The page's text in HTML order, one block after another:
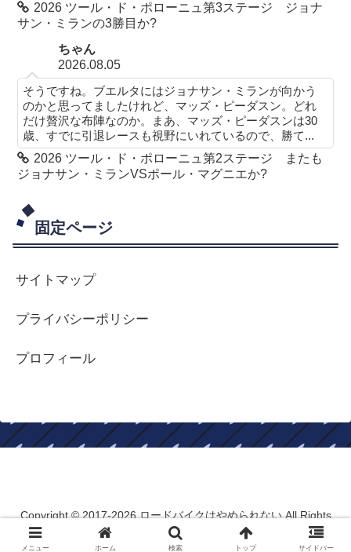
2026 ツール・ド・ポローニュ第3ステージ ジョナ
サン・ミランの3勝目か?
ちゃん
2026.08.05
そうですね。ブエルタにはジョナサン・ミランが向かう
のかと思ってましたけれど、マッズ・ピーダスン。どれ
だけ贅沢な布陣なのか。まあ、マッズ・ピーダスンは30
歳、すでに引退レースも視野にいれているので、勝て...
2026 ツール・ド・ポローニュ第2ステージ またも
ジョナサン・ミランVSポール・マグニエか?
固定ページ
サイトマップ
プライバシーポリシー
プロフィール
Copyright © 2017-2026 ロードバイクはやめられない All Rights
Reserved.
メニュー ホーム 検索 トップ サイドバー